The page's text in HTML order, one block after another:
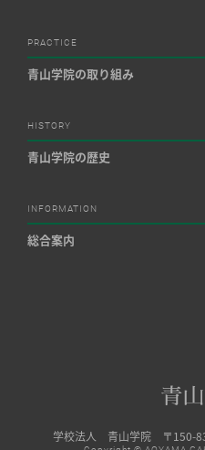
PRACTICE
青山学院の取り組み
HISTORY
青山学院の歴史
INFORMATION
総合案内
学校法人 青山学院 〒150-